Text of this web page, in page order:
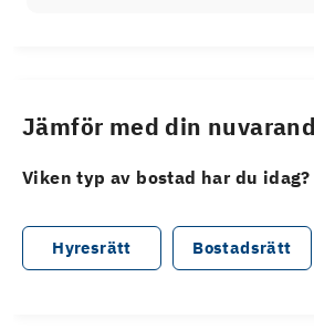
Jämför med din
Viken typ av bostad har du idag?
Hyresrätt Bostadsrätt